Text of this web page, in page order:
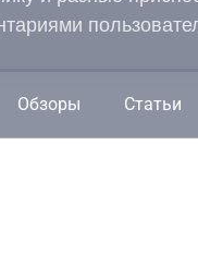
Обзоры Статьи